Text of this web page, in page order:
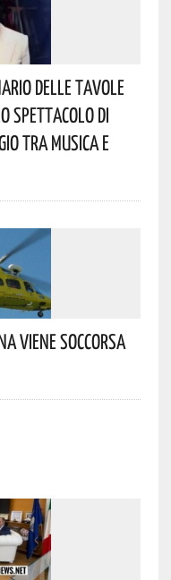
Delle Tavole
Spettacolo Di
Tra Musica E
Viene Soccorsa